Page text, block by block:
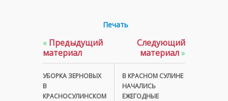
Печать
« Предыдущий
материал
УБОРКА ЗЕРНОВЫХ
В
КРАСНОСУЛИНСКОМ
Следующий
материал»
В КРАСНОМ СУЛИНЕ
НАЧАЛИСЬ
ЕЖЕГОДНЫЕ